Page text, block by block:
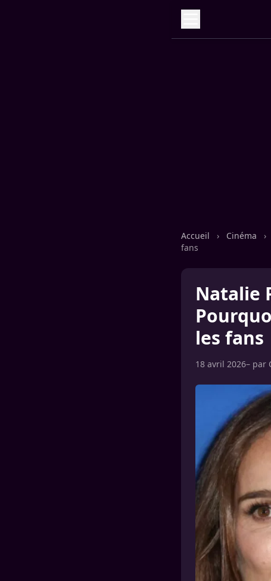
Accueil › Cinéma ›
fans
Natalie
les fans
18 avril 2026– par